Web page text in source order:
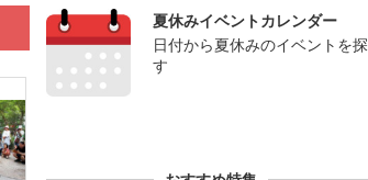
夏休みイベントカレンダー
日付から夏休みのイベントを探
す